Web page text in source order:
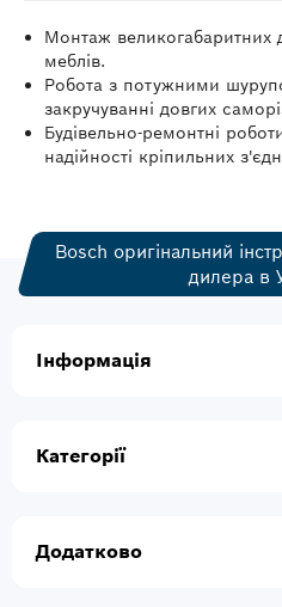
Монтаж великогабаритних
меблів.
Робота з потужними
закручуванні довгих
Будівельно-ремонтні
надійності кріпильних
Bosch оригінальний
дилера в
Інформація
Категорії
Додатково